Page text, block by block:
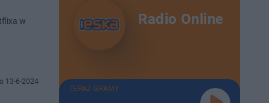
w
13-6-2024
Radio Online
TERAZ GRAMY